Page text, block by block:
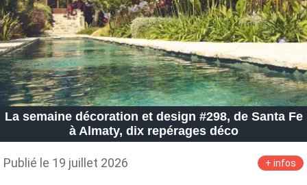
La semaine décoration et design #298, de Santa Fe
à Almaty, dix repérages déco
Publié le 19 juillet 2026 + infos